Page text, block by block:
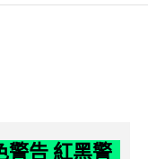
警告 紅黑警